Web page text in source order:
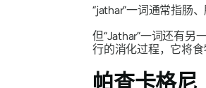
“jathar”一词通常指肠
但“Jathar”一词还有另
行的消化过程，它将
帕查卡格尼